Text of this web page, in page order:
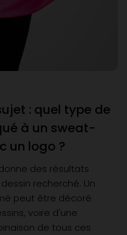
: quel type de
à un sweat-
un logo ?
des résultats
recherché. Un
peut être décoré
voire d'une
de tous ces